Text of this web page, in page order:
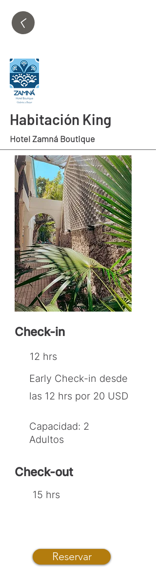
Habitación King
Hotel Zamná Boutique
Check-in
12 hrs
Early Check-in desde
las 12 hrs por 20 USD
Capacidad: 2
Adultos
Check-out
15 hrs
Reservar